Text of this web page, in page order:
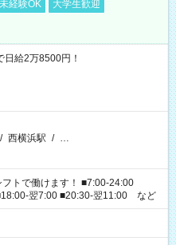
経験OK
大学生歓迎
給2万8500円！
/ 西横浜駅 / …
フトで働けます！ ■7:00-24:00
翌7:00 ■20:30-翌11:00 など